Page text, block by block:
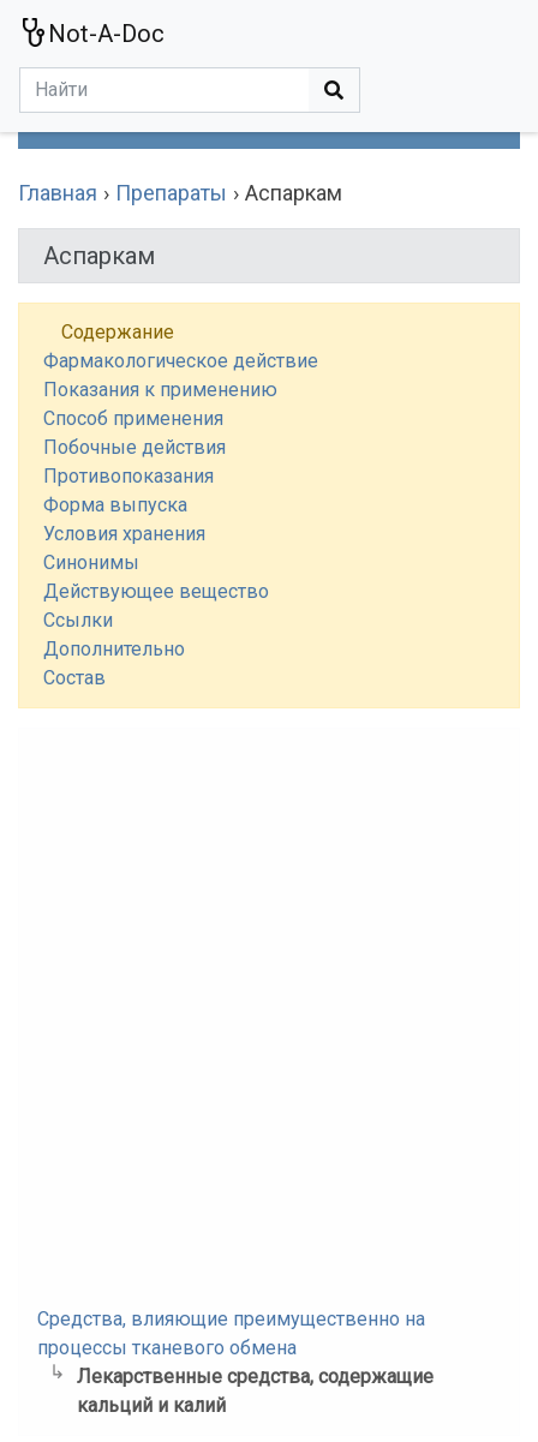
Not-A-Doc
Главная Препараты Аспаркам
Аспаркам
Содержание
Фармакологическое действие
Показания к применению
Способ применения
Побочные действия
Противопоказания
Форма выпуска
Условия хранения
Синонимы
Действующее вещество
Ссылки
Дополнительно
Состав
Средства, влияющие преимущественно на
процессы тканевого обмена
Лекарственные средства, содержащие
кальций и калий